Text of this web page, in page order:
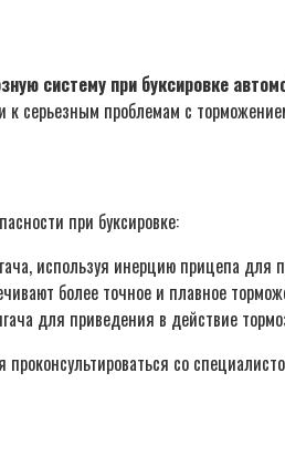
систему при буксировке
к серьезным проблемам с
при буксировке:
используя инерцию прицепа для
более точное и плавное
для приведения в действие
со